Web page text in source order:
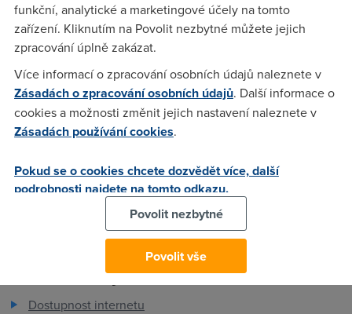
Laky(14.12.2004 21:14:37)
Vse o Asusu WL 500b na www.czfree.cz
Laky(14.12.2004 21:14:54)
Pro zákazníky
Dostupnost internetu
funkční, analytické a marketingové účely na tomto
zařízení. Kliknutím na Povolit nezbytné můžete jejich
zpracování úplně zakázat.
Více informací o zpracování osobních údajů naleznete v
Zásadách o zpracování osobních údajů. Další informace o
cookies a možnosti změnit jejich nastavení naleznete v
Zásadách používání cookies.
Pokud se o cookies chcete dozvědět více, další
podrobnosti najdete na tomto odkazu.
Povolit nezbytné
Povolit vše